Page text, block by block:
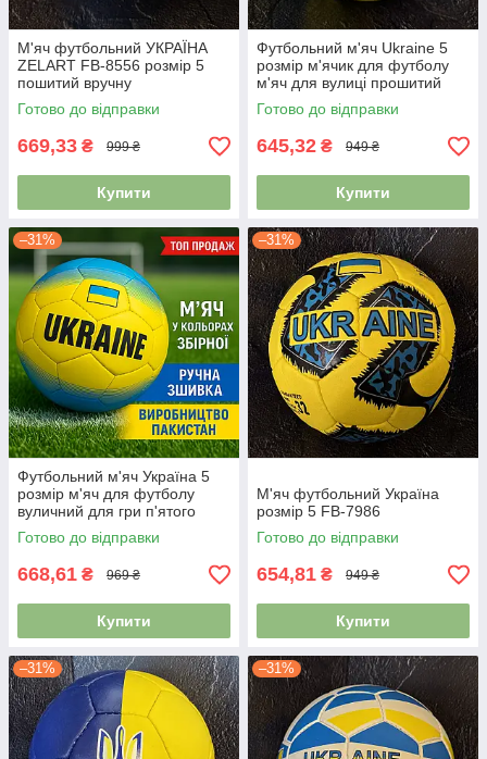
М'яч футбольний УКРАЇНА
ZELART FB-8556 розмір 5
пошитий вручну
Готово до відправки
669,33 ₴ 999 ₴
Купити
Футбольний м'яч Ukraine 5
розмір м'ячик для футболу
м'яч для вулиці прошитий
FB-7987
Готово до відправки
645,32 ₴ 949 ₴
Купити
–31%
Футбольний м'яч Україна 5
розмір м'яч для футболу
вуличний для гри п'ятого
розміру зшитий FB-8556
Готово до відправки
668,61 ₴ 969 ₴
Купити
–31%
М'яч футбольний Україна
розмір 5 FB-7986
Готово до відправки
654,81 ₴ 949 ₴
Купити
–31% –31%